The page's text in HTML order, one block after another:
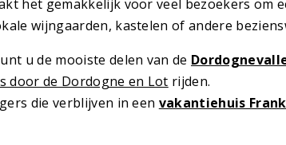
het gemakkelijk voor veel bezoekers om
wijngaarden, kastelen of andere
u de mooiste delen van de
door de Dordogne en Lot rijden.
die verblijven in een vakantiehuis